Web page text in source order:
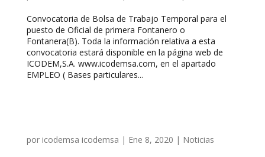
Convocatoria de Bolsa de Trabajo Temporal para el
puesto de Oficial de primera Fontanero o
Fontanera(B). Toda la información relativa a esta
convocatoria estará disponible en la página web de
ICODEM,S.A. www.icodemsa.com, en el apartado
EMPLEO ( Bases particulares...
por icodemsa icodemsa | Ene 8, 2020 | Noticias